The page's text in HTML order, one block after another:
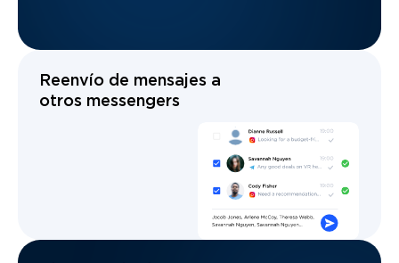
Reenvío de mensajes a
otros messengers